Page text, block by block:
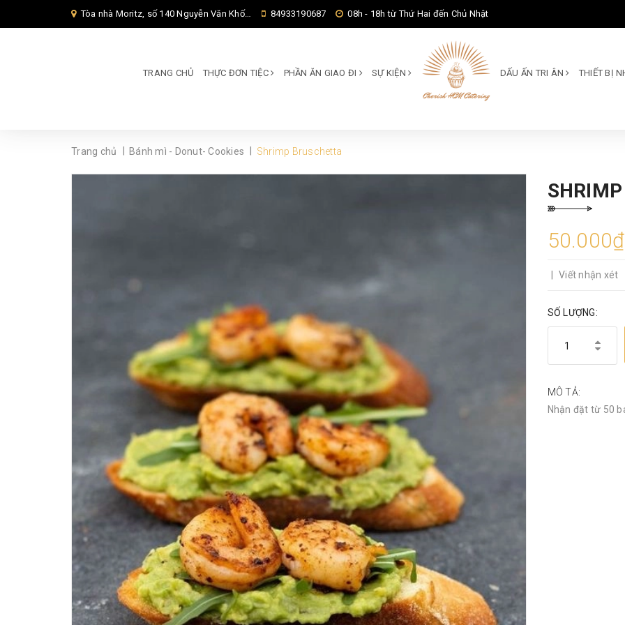
Tòa nhà Moritz, số 140 Nguyễn Văn Khối, Phường Thông Tây Hội, Thành phố Hồ Chí Minh, TP Hồ Chí Minh, 84933190687 08h - 18h từ Thứ Hai đến Chủ Nhật
TRANG CHỦ THỰC ĐƠN TIỆC PHẦN ĂN GIAO ĐI SỰ KIỆN DẤU ẤN TRI ÂN THIẾT BỊ
Trang chủ Bánh mì - Donut- Cookies Shrimp Bruschetta
50.000₫
Viết nhận xét
SỐ LƯỢNG:
MÔ TẢ:
Nhận đặt từ 50